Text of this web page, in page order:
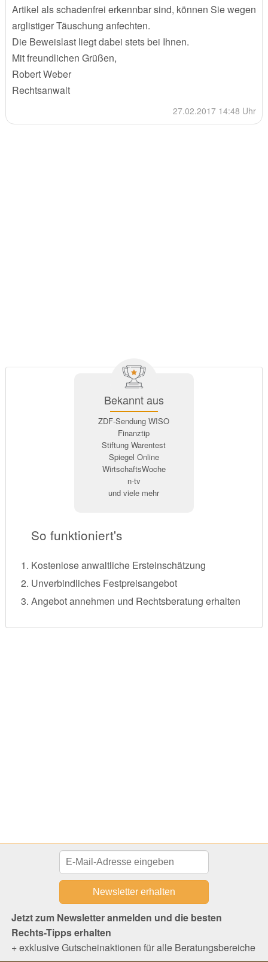
Artikel als schadenfrei erkennbar sind, können Sie wegen
arglistiger Täuschung anfechten.
Die Beweislast liegt dabei stets bei Ihnen.
Mit freundlichen Grüßen,
Robert Weber
Rechtsanwalt
27.02.2017 14:48 Uhr
Bekannt aus
ZDF-Sendung WISO
Finanztip
Stiftung Warentest
Spiegel Online
WirtschaftsWoche
n-tv
und viele mehr
So funktioniert's
Kostenlose anwaltliche Ersteinschätzung
Unverbindliches Festpreisangebot
Angebot annehmen und Rechtsberatung erhalten
Jetzt zum Newsletter anmelden und die besten
Rechts-Tipps erhalten
+ exklusive Gutscheinaktionen für alle Beratungsbereiche